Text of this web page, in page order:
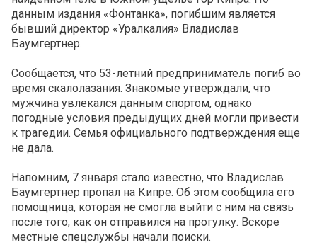
данным издания «Фонтанка», погибшим является
бывший директор «Уралкалия» Владислав
Баумгертнер.
Сообщается, что 53-летний предприниматель погиб во
время скалолазания. Знакомые утверждали, что
мужчина увлекался данным спортом, однако
погодные условия предыдущих дней могли привести
к трагедии. Семья официального подтверждения еще
не дала.
Напомним, 7 января стало известно, что Владислав
Баумгертнер пропал на Кипре. Об этом сообщила его
помощница, которая не смогла выйти с ним на связь
после того, как он отправился на прогулку. Вскоре
местные спецслужбы начали поиски.